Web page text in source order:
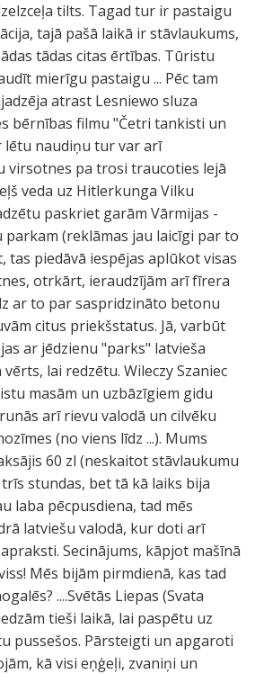
tilts. Tagad tur ir pastaigu
tajā pašā laikā ir stāvlaukums,
tādas citas ērtības. Tūristu
mierīgu pastaigu ... Pēc tam
atrast Lesniewo sluza
bērnības filmu "Četri tankisti un
lētu naudiņu tur var arī
virsotnes pa trosi traucoties lejā
veda uz Hitlerkunga Vilku
paskriet garām Vārmijas -
(reklāmas jau laicīgi par to
tas piedāvā iespējas aplūkot visas
otrkārt, ieraudzījām arī fīrera
ar to par saspridzināto betonu
citus priekšstatus. Jā, varbūt
ar jēdzienu "parks" latvieša
lai redzētu. Wileczy Szaniec
masām un uzbāzīgiem gidu
arī rievu valodā un cilvēku
(no viens līdz ...). Mums
60 zl (neskaitot stāvlaukumu
stundas, bet tā kā laiks bija
laba pēcpusdiena, tad mēs
latviešu valodā, kur doti arī
Secinājums, kāpjot mašīnā
Mēs bijām pirmdienā, kas tad
....Svētās Liepas (Svata
tieši laikā, lai paspētu uz
pussešos. Pārsteigti un apgaroti
kā visi eņģeļi, zvaniņi un